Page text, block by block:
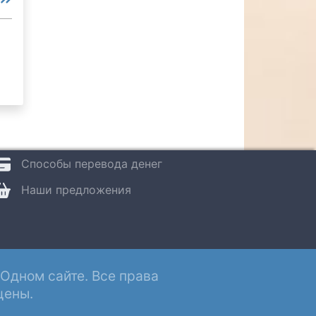
Способы перевода денег
Наши предложения
сайте. Все права